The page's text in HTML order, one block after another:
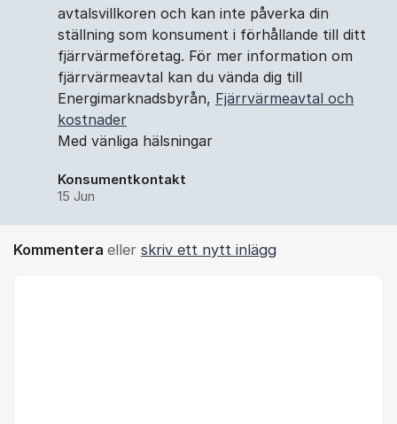
avtalsvillkoren och kan inte påverka din
ställning som konsument i förhållande till ditt
fjärrvärmeföretag. För mer information om
fjärrvärmeavtal kan du vända dig till
Energimarknadsbyrån, Fjärrvärmeavtal och
kostnader
Med vänliga hälsningar
Konsumentkontakt
15 Jun
Kommentera eller skriv ett nytt inlägg